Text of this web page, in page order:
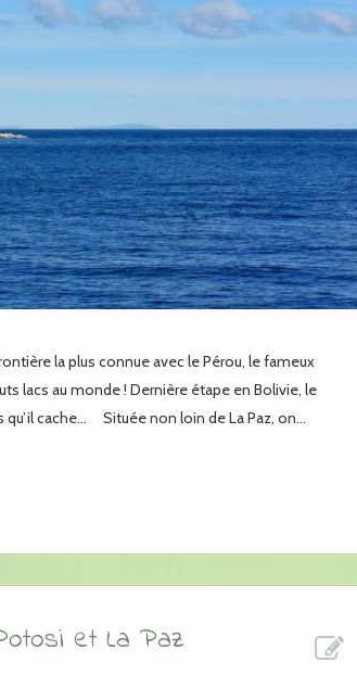
la plus connue avec le Pérou, le fameux
lacs au monde ! Dernière étape en Bolivie, le
cache… Située non loin de La Paz, on...
et La Paz